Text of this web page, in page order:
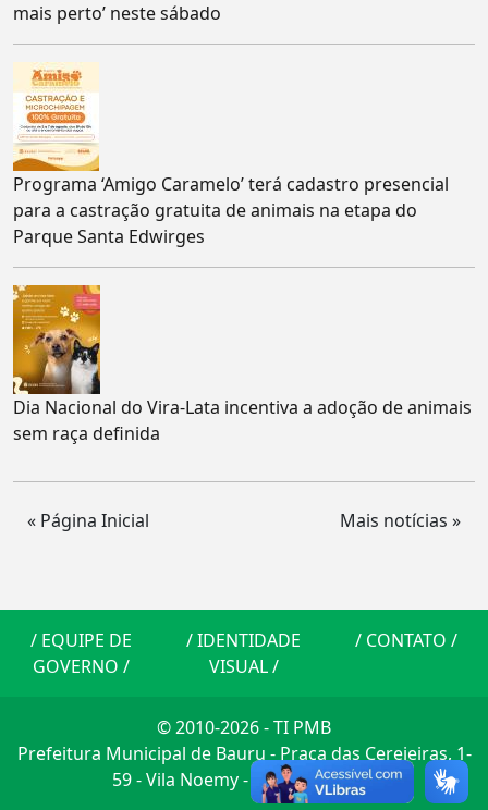
mais perto’ neste sábado
Programa ‘Amigo Caramelo’ terá cadastro presencial
para a castração gratuita de animais na etapa do
Parque Santa Edwirges
Dia Nacional do Vira-Lata incentiva a adoção de animais
sem raça definida
« Página Inicial Mais notícias »
/ EQUIPE DE
GOVERNO /
/IDENTIDADE
VISUAL/
/ CONTATO /
© 2010-2026 - TI PMB
Prefeitura Municipal de Bauru - Praça das Cerejeiras, 1-
59 - Vila Noemy - CEP: 17014-900